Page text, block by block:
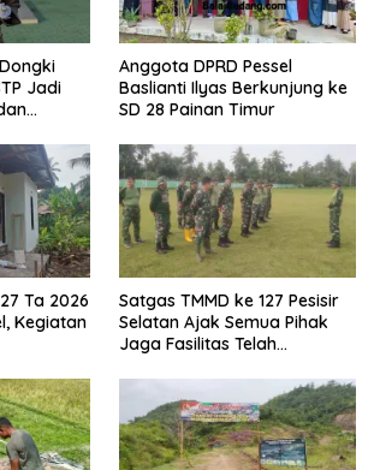
Jadi
Anggota DPRD Pessel
Baslianti Ilyas Berkunjung ke
SD 28 Painan Timur
Ta 2026
Kegiatan
Satgas TMMD ke 127 Pesisir
Selatan Ajak Semua Pihak
Jaga Fasilitas Telah